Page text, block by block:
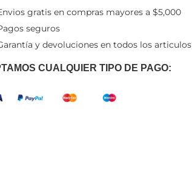
gratis en compras mayores a $5,000
seguros
y devoluciones en todos los articulos
CUALQUIER TIPO DE PAGO: